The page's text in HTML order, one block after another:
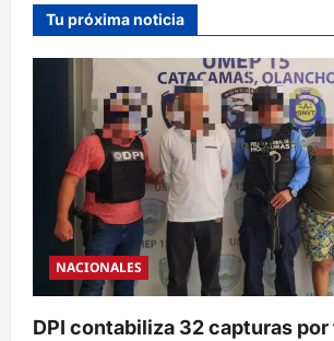
Tu próxima noticia
NACIONALES
DPI contabiliza 32 capturas por